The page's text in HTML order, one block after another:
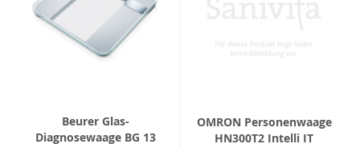
Beurer Glas-
Diagnosewaage BG 13
OMRON Personenwaage
HN300T2 Intelli IT